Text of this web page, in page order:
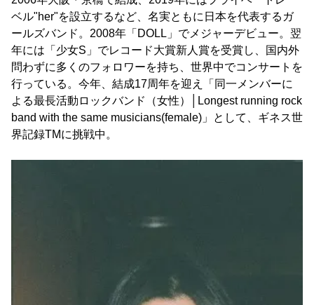
ベル"her"を設立するなど、名実ともに日本を代表するガ
ールズバンド。2008年「DOLL」でメジャーデビュー。翌
年には「少女S」でレコード大賞新人賞を受賞し、国内外
問わずに多くのフォロワーを持ち、世界中でコンサートを
行っている。今年、結成17周年を迎え「同一メンバーに
よる最長活動ロックバンド（女性）│Longest running rock
band with the same musicians(female)」として、ギネス世
界記録TMに挑戦中。